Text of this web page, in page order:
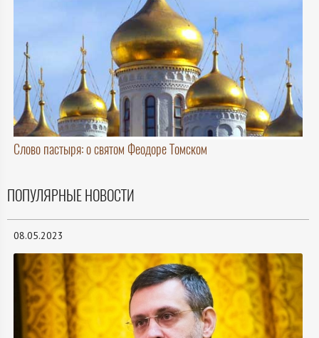
Слово пастыря: о святом Феодоре Томском
ПОПУЛЯРНЫЕ НОВОСТИ
08.05.2023